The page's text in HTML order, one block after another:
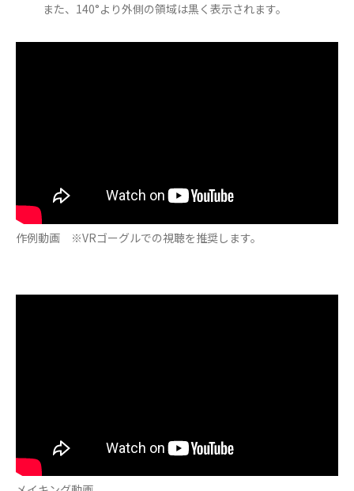
また、140°より外側の領域は黒く表示されます。
作例動画 ※VRゴーグルでの視聴を推奨します。